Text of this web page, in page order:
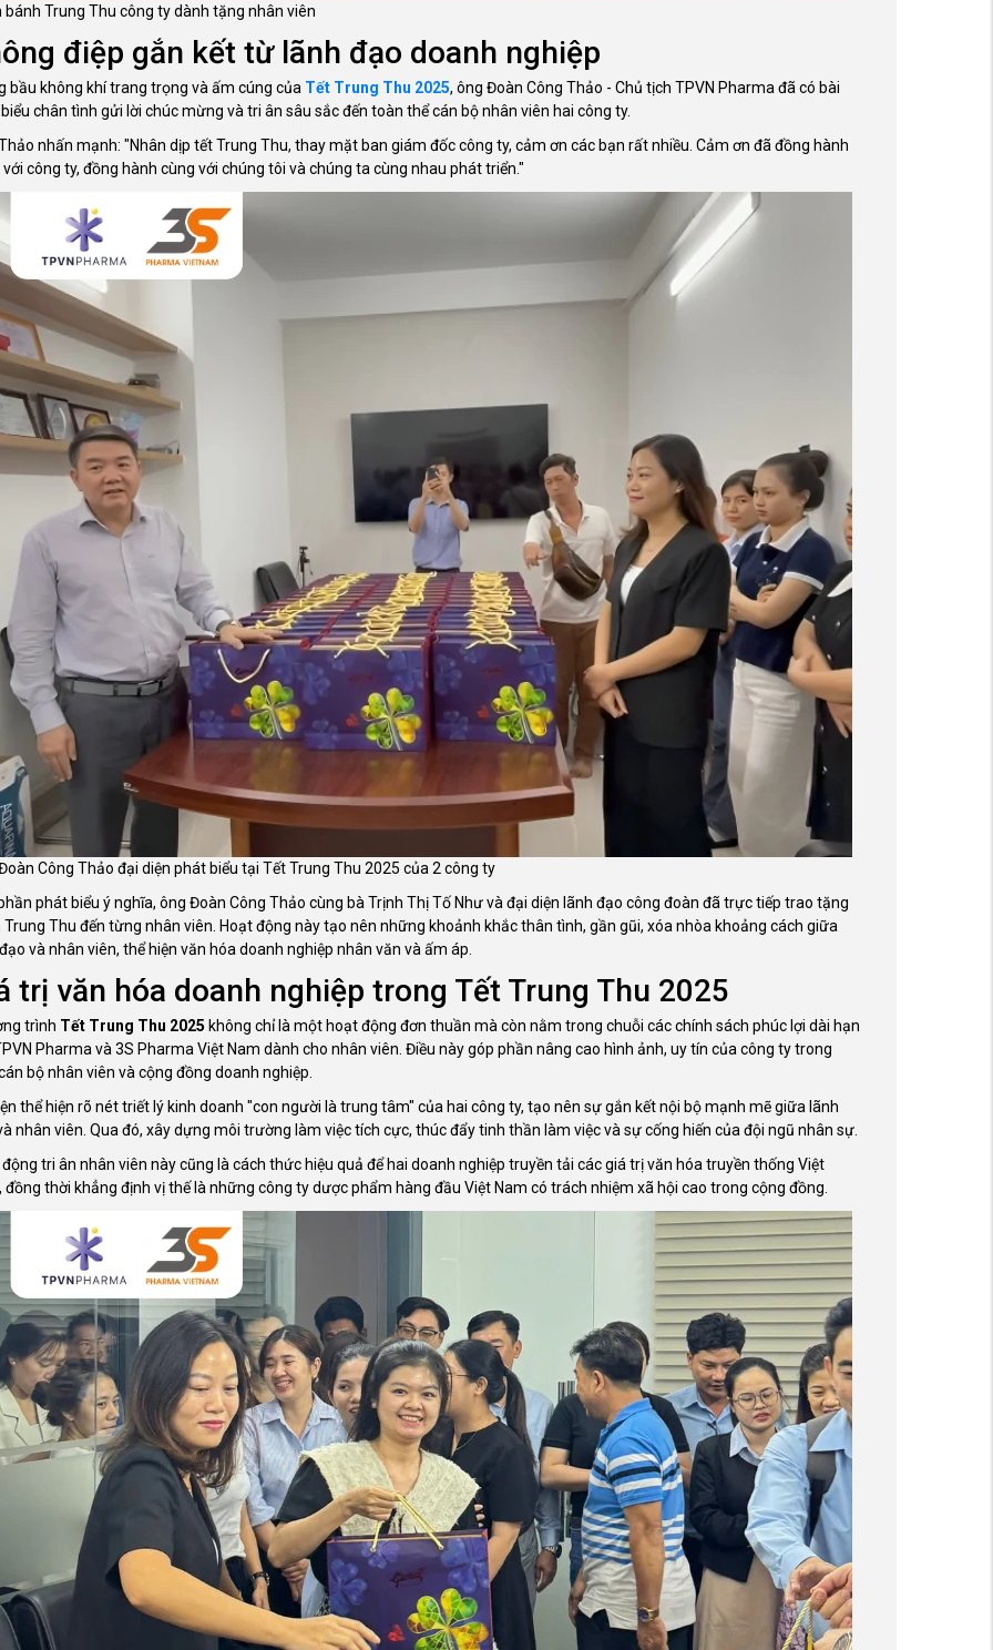
bánh Trung Thu công ty dành tặng nhân viên
điệp gắn kết từ lãnh đạo doanh nghiệp
bầu không khí trang trọng và ấm cúng của Tết Trung Thu 2025, ông Đoàn Công Thảo - Chủ tịch TPVN Pharma đã có bài
chân tình gửi lời chúc mừng và tri ân sâu sắc đến toàn thể cán bộ nhân viên hai công ty.
nhấn mạnh: "Nhân dịp tết Trung Thu, thay mặt ban giám đốc công ty, cảm ơn các bạn rất nhiều. Cảm ơn đã đồng hành
công ty, đồng hành cùng với chúng tôi và chúng ta cùng nhau phát triển."
Công Thảo đại diện phát biểu tại Tết Trung Thu 2025 của 2 công ty
phát biểu ý nghĩa, ông Đoàn Công Thảo cùng bà Trịnh Thị Tố Như và đại diện lãnh đạo công đoàn đã trực tiếp trao tặng
Trung Thu đến từng nhân viên. Hoạt động này tạo nên những khoảnh khắc thân tình, gần gũi, xóa nhòa khoảng cách giữa
và nhân viên, thể hiện văn hóa doanh nghiệp nhân văn và ấm áp.
trị văn hóa doanh nghiệp trong Tết Trung Thu 2025
trình Tết Trung Thu 2025 không chỉ là một hoạt động đơn thuần mà còn nằm trong chuỗi các chính sách phúc lợi dài hạn
Pharma và 3S Pharma Việt Nam dành cho nhân viên. Điều này góp phần nâng cao hình ảnh, uy tín của công ty trong
bộ nhân viên và cộng đồng doanh nghiệp.
thể hiện rõ nét triết lý kinh doanh "con người là trung tâm" của hai công ty, tạo nên sự gắn kết nội bộ mạnh mẽ giữa lãnh
nhân viên. Qua đó, xây dựng môi trường làm việc tích cực, thúc đẩy tinh thần làm việc và sự cống hiến của đội ngũ nhân sự.
tri ân nhân viên này cũng là cách thức hiệu quả để hai doanh nghiệp truyền tải các giá trị văn hóa truyền thống Việt
đồng thời khẳng định vị thế là những công ty dược phẩm hàng đầu Việt Nam có trách nhiệm xã hội cao trong cộng đồng.